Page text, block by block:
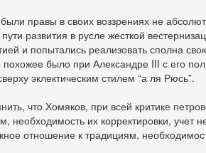
правы в своих воззрениях не
пути развития в русле жесткой
и попытались реализовать сполна
похожее было при Александре III с его
эклектическим стилем “а ля Рюсь”.
что Хомяков, при всей критике
их корректировки, учет
отношение к традициям,